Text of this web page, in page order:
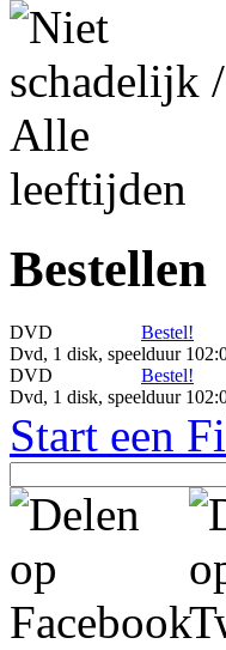
Bestellen
DVD
Bestel!
Dvd, 1 disk, speelduur
DVD
Bestel!
Dvd, 1 disk, speelduur
Start een